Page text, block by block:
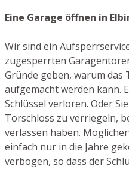
Eine Garage öffnen in
Wir sind ein
zugesperrten
Gründe geben, warum
aufgemacht werden kann.
Schlüssel verloren. Oder
Torschloss zu verriegeln,
verlassen haben.
einfach nur in die Jahre
verbogen, so dass der